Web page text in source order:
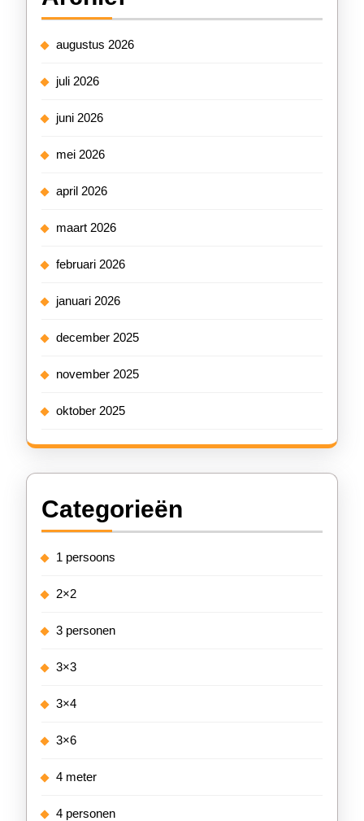
augustus 2026
juli 2026
juni 2026
mei 2026
april 2026
maart 2026
februari 2026
januari 2026
december 2025
november 2025
oktober 2025
Categorieën
1 persoons
2×2
3 personen
3×3
3×4
3×6
4 meter
4 personen